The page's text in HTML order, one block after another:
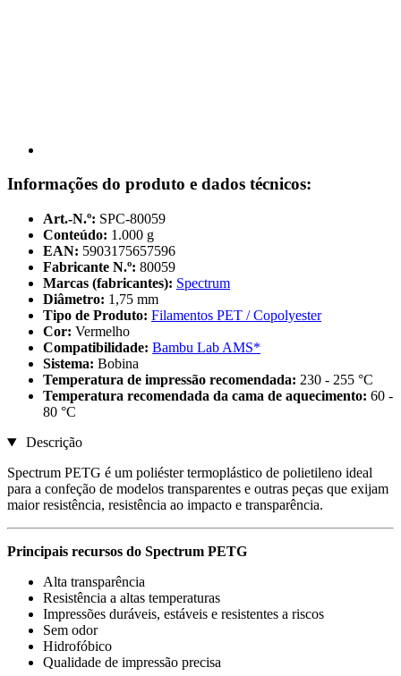
Informações do produto e dados técnicos:
Art.-N.º: SPC-80059
Conteúdo: 1.000 g
EAN: 5903175657596
Fabricante N.º: 80059
Marcas (fabricantes): Spectrum
Diâmetro: 1,75 mm
Tipo de Produto: Filamentos PET / Copolyester
Cor: Vermelho
Compatibilidade: Bambu Lab AMS*
Sistema: Bobina
Temperatura de impressão recomendada: 230 - 255 °C
Temperatura recomendada da cama de aquecimento: 60 -
80 °C
Descrição
Spectrum PETG é um poliéster termoplástico de polietileno ideal
para a confeção de modelos transparentes e outras peças que exijam
maior resistência, resistência ao impacto e transparência.
Principais recursos do Spectrum PETG
Alta transparência
Resistência a altas temperaturas
Impressões duráveis, estáveis e resistentes a riscos
Sem odor
Hidrofóbico
Qualidade de impressão precisa